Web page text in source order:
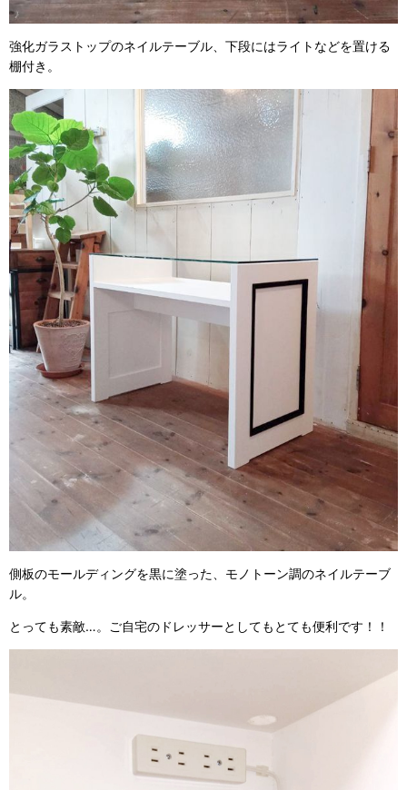
強化ガラストップのネイルテーブル、下段にはライトなどを置ける
棚付き。
側板のモールディングを黒に塗った、モノトーン調のネイルテーブ
ル。
とっても素敵…。ご自宅のドレッサーとしてもとても便利です！！